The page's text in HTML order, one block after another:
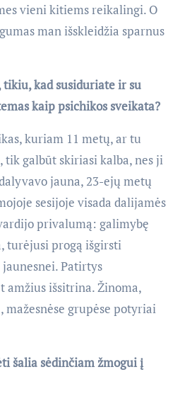
vieni kitiems reikalingi. O
man išskleidžia sparnus
kad susiduriate ir su
kaip psichikos sveikata?
kuriam 11 metų, ar tu
tik galbūt skiriasi kalba, nes ji
jauna, 23-ejų metų
sesijoje visada dalijamės
privalumą: galimybę
turėjusi progą išgirsti
Patirtys
išsitrina. Žinoma,
grupėse potyriai
šalia sėdinčiam žmogui į